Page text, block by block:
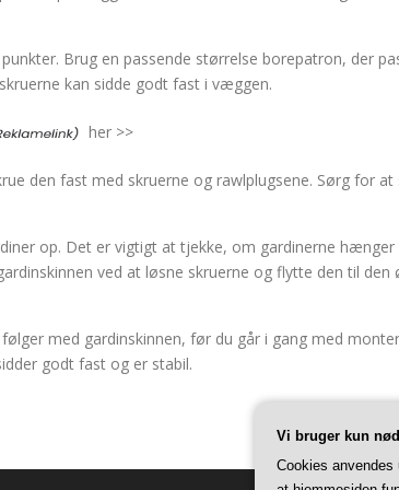
Brug en passende størrelse borepatron, der
kan sidde godt fast i væggen.
her >>
den fast med skruerne og rawlplugsene. Sørg for at
op. Det er vigtigt at tjekke, om gardinerne hænger
ved at løsne skruerne og flytte den til den
med gardinskinnen, før du går i gang med
godt fast og er stabil.
Vi bruger kun
Cookies anvendes